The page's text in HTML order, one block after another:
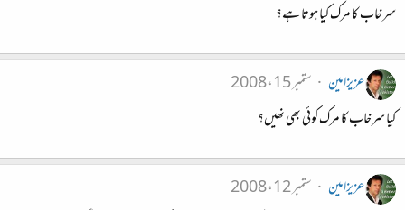
سرخاب کا مرک کیا ہوتا ہے؟
عزیزامین
ستمبر 15، 2008
کیا سرخاب کا مرک کوئی بھی نھیں؟
عزیزامین
ستمبر 12، 2008